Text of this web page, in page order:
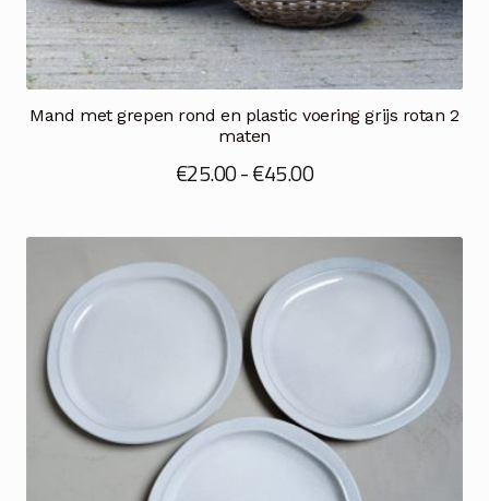
Mand met grepen rond en plastic voering grijs rotan 2
maten
€25.00-€45.00Prijsklasse:
tot
€45.00